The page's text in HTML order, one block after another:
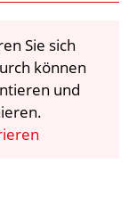
Sie sich
können
und